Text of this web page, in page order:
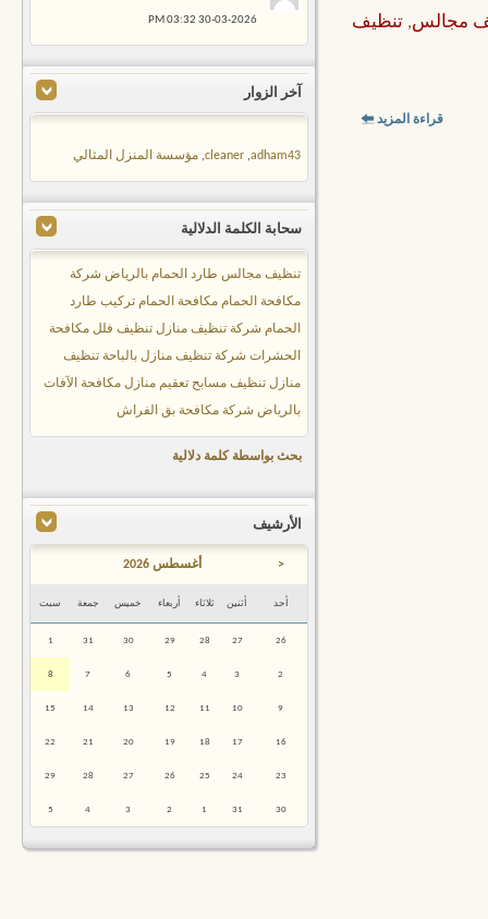
مجالس, تنظيف
قراءة المزيد
30-03-2026
03:32 PM
آخر الزوار
adham43
,
cleaner
, مؤسسة المنزل المثالي
سحابة الكلمة الدلالية
تنظيف مجالس طارد الحمام بالرياض شركة
مكافحة الحمام مكافحة الحمام تركيب طارد
الحمام شركة تنظيف منازل تنظيف فلل مكافحة
الحشرات شركة تنظيف منازل بالباحة تنظيف
منازل تنظيف مسابح تعقيم منازل مكافحة الآفات
بالرياض شركة مكافحة بق الفراش
بحث بواسطة كلمة دلالية
الأرشيف
< أغسطس 2026
أحد أثنين ثلاثاء أربعاء خميس جمعة سبت
26
27
28
29
30
31
1
2
3
4
5
6
7
8
9
10
11
12
13
14
15
16
17
18
19
20
21
22
23
24
25
26
27
28
29
30
31
1
2
3
4
5